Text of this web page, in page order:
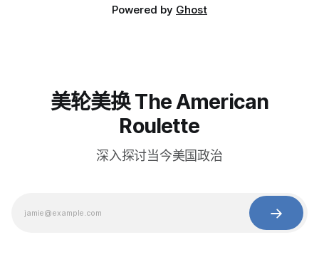
Powered by Ghost
美轮美换 The American
Roulette
深入探讨当今美国政治